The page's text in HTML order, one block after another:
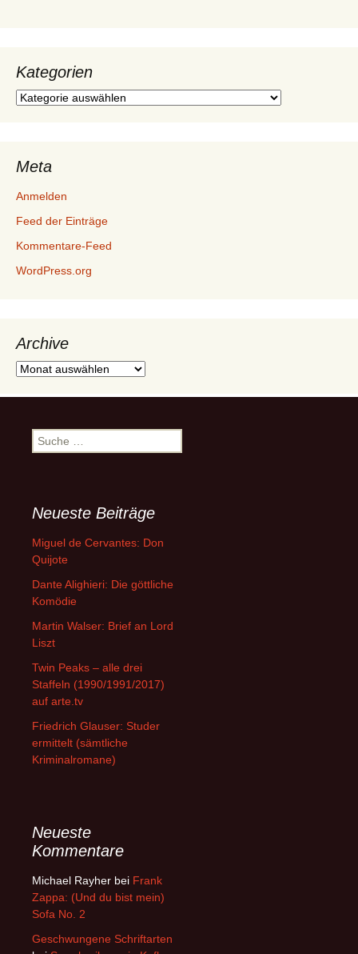
Kategorien
Kategorien
Meta
Anmelden
Feed der Einträge
Kommentare-Feed
WordPress.org
Archive
Archive
Suche
nach:
Neueste Beiträge
Miguel de Cervantes: Don
Quijote
Dante Alighieri: Die göttliche
Komödie
Martin Walser: Brief an Lord
Liszt
Twin Peaks – alle drei
Staffeln (1990/1991/2017)
auf arte.tv
Friedrich Glauser: Studer
ermittelt (sämtliche
Kriminalromane)
Neueste
Kommentare
Michael Rayher bei Frank
Zappa: (Und du bist mein)
Sofa No. 2
Geschwungene Schriftarten